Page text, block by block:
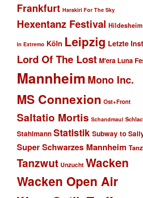
Frankfurt Harakiri For The Sky
Hexentanz Festival Hildesheim
In Extremo Köln Leipzig Letzte
Lord Of The Lost M'era Luna
Mannheim Mono Inc.
MS Connexion Ost+Front
Saltatio Mortis Schandmaul
Stahlmann Statistik Subway to
Super Schwarzes Mannheim
Tanzwut Unzucht Wacken
Wacken Open Air